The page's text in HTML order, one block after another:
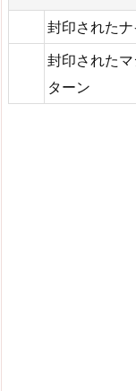
封印された
封印された
ターン